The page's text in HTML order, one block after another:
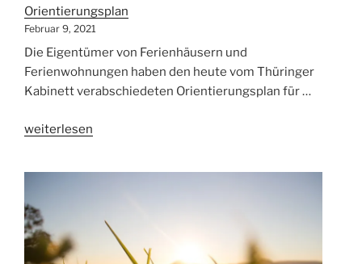
Orientierungsplan
Februar 9, 2021
Die Eigentümer von Ferienhäusern und
Ferienwohnungen haben den heute vom Thüringer
Kabinett verabschiedeten Orientierungsplan für …
„Öffnungskonzepte
–
FEWO-
Verband
weiterlesen